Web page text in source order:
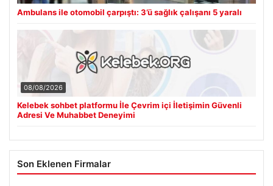
Ambulans ile otomobil çarpıştı: 3’ü sağlık çalışanı 5 yaralı
08/08/2026
Kelebek sohbet platformu İle Çevrim içi İletişimin Güvenli
Adresi Ve Muhabbet Deneyimi
Son Eklenen Firmalar